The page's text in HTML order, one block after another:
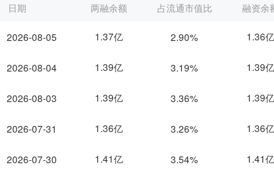
日期
2026-08-05
2026-08-04
2026-08-03
2026-07-31
2026-07-30
两融余额 占流通市值比 融资余
1.37亿 2.90% 1.36亿
1.39亿 3.19% 1.39亿
1.39亿 3.36% 1.39亿
1.36亿 3.26% 1.36亿
1.41亿 3.54% 1.41亿